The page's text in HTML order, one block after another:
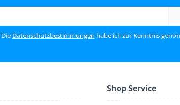
Die Datenschutzbestimmungen habe ich zur Kenntnis
Shop Service